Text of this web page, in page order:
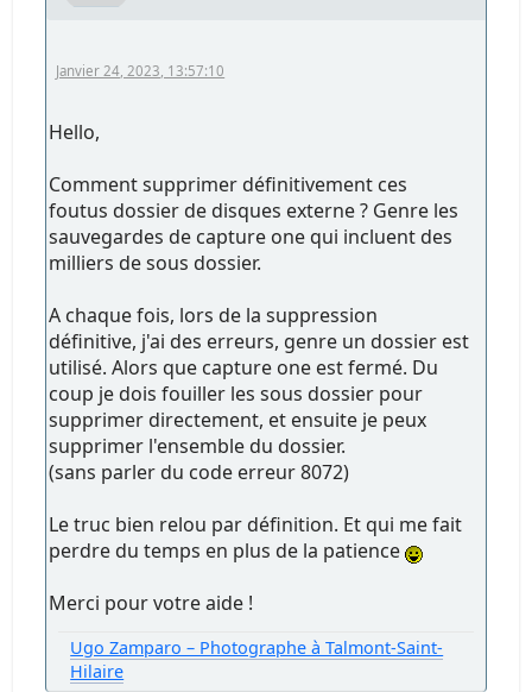
Janvier 24, 2023, 13:57:10
Hello,
Comment supprimer définitivement ces
foutus dossier de disques externe ? Genre les
sauvegardes de capture one qui incluent des
milliers de sous dossier.
A chaque fois, lors de la suppression
définitive, j'ai des erreurs, genre un dossier est
utilisé. Alors que capture one est fermé. Du
coup je dois fouiller les sous dossier pour
supprimer directement, et ensuite je peux
supprimer l'ensemble du dossier.
(sans parler du code erreur 8072)
Le truc bien relou par définition. Et qui me fait
perdre du temps en plus de la patience
Merci pour votre aide !
Ugo Zamparo – Photographe à Talmont-Saint-
Hilaire